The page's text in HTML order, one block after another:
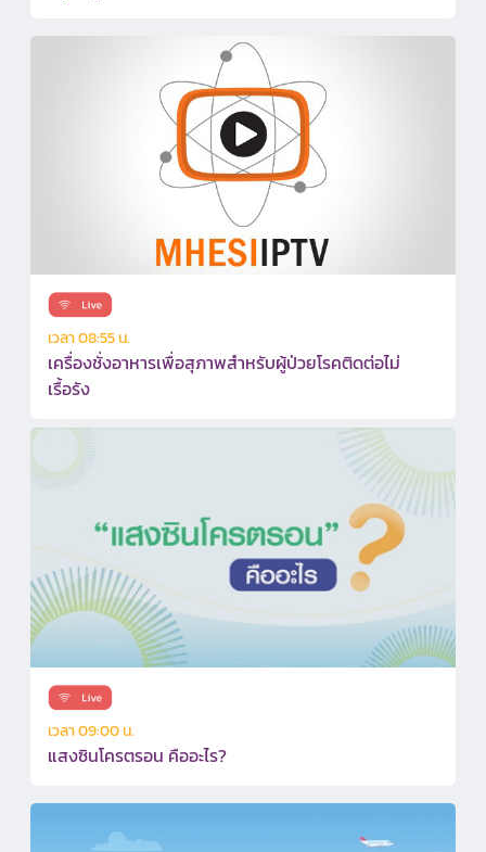
เวลา 08:55 น.
เครื่องชั่งอาหารเพื่อสุภาพสำหรับผู้ป่วยโรคติดต่อไม่
เรื้อรัง
เวลา 09:00 น.
แสงซินโครตรอน คืออะไร?